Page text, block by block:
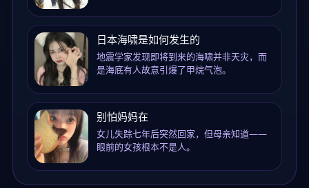
日本海啸是如何发生的
地震学家发现即将到来的海啸并非天灾，而
是海底有人故意引爆了甲烷气泡。
别怕妈妈在
女儿失踪七年后突然回家，但母亲知道——
眼前的女孩根本不是人。